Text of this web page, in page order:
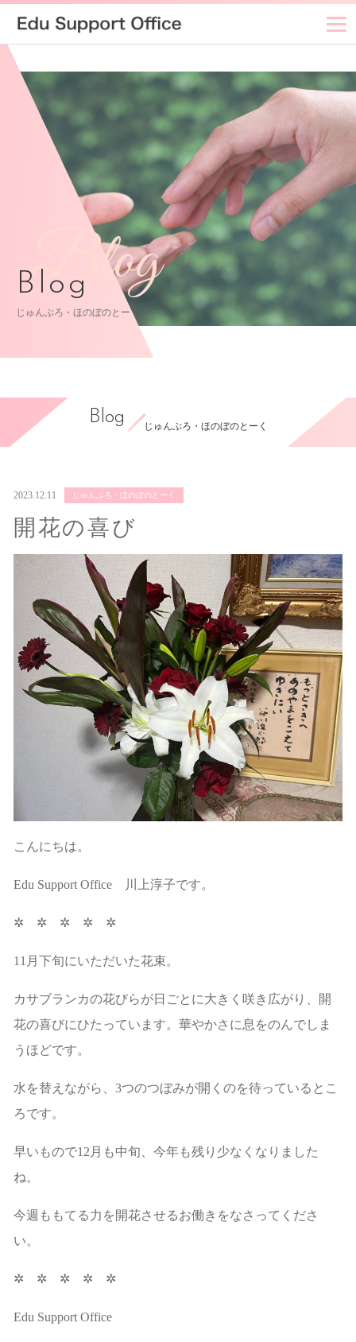
Blog
Blog
じゅんぶろ・ほのぼのとーく
Blog
じゅんぶろ・ほのぼのとーく
2023.12.11 じゅんぶろ・ほのぼのとーく
開花の喜び
こんにちは。
Edu Support Office 川上淳子です。
✲ ✲ ✲ ✲ ✲
11月下旬にいただいた花束。
カサブランカの花びらが日ごとに大きく咲き広がり、開
花の喜びにひたっています。華やかさに息をのんでしま
うほどです。
水を替えながら、3つのつぼみが開くのを待っているとこ
ろです。
早いもので12月も中旬、今年も残り少なくなりました
ね。
今週ももてる力を開花させるお働きをなさってくださ
い。
✲ ✲ ✲ ✲ ✲
Edu Support Office